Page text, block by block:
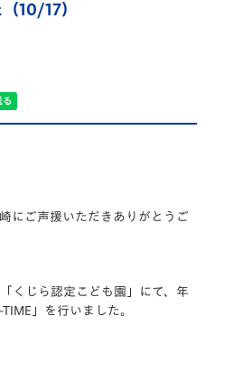
10/17）
にご声援いただきありがとうご
くじら認定こども園」にて、 年
」を行いました。